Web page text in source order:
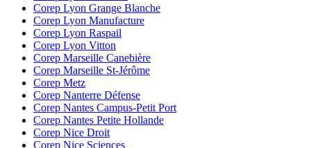
Corep Lyon Grange Blanche
Corep Lyon Manufacture
Corep Lyon Raspail
Corep Lyon Vitton
Corep Marseille Canebière
Corep Marseille St-Jérôme
Corep Metz
Corep Nanterre Défense
Corep Nantes Campus-Petit Port
Corep Nantes Petite Hollande
Corep Nice Droit
Corep Nice Sciences